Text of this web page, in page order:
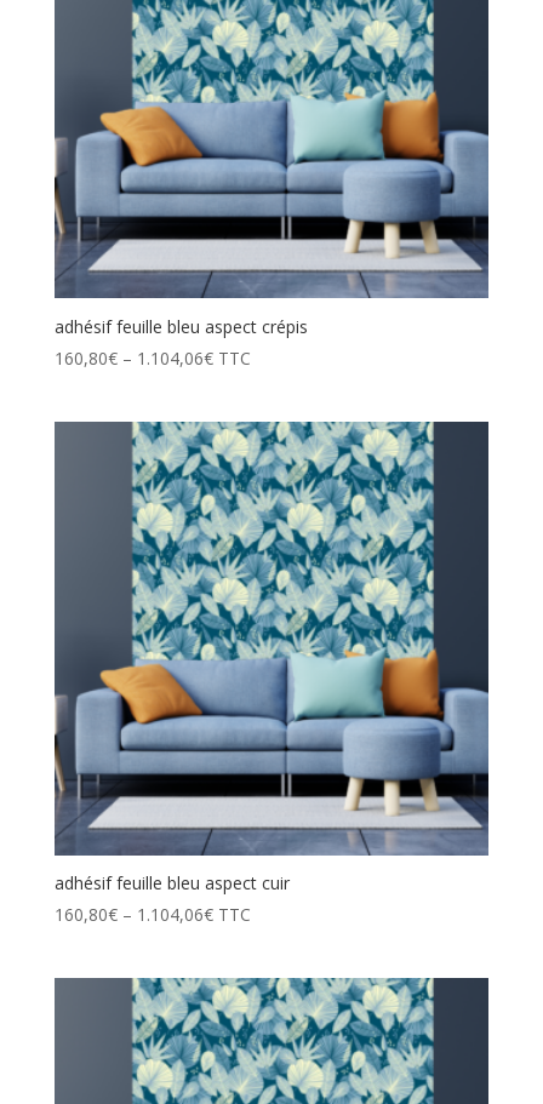
adhésif feuille bleu aspect crépis
160,80€– 1.104,06€ TTC
adhésif feuille bleu aspect cuir
160,80€– 1.104,06€ TTC